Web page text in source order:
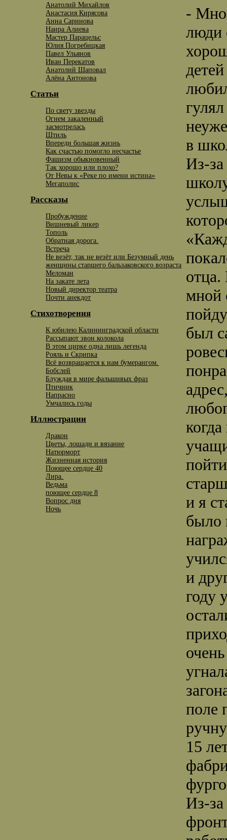
Анатолий Михайлов
Анастасия Кирясова
Анна Саринова
Наира Алиева
Мастер Парацельс
Юлия Погребицкая
Павел Ульянов
Иван Перекатов
Анатолий Шаповал
Алёна Антонова
Статьи
По свету звезды
Огнем закаленный
засмотрелась
Штиль
Впереди большая жизнь
Как счастью помогло несчастье
Фашизм обыкновенный
Так хорошо или плохо?
От Невы к «Реке по имени истина»
Мегаполис
Рассказы
Пробуждение
Вишневый ликер
Тополь
Обратная дорога.
Встреча
Не везёт, так не везёт или Безумный день
женщины старшего бальзаковского возраста
Меломан
На закате лета
Новый директор театра
Почти анекдот
Стихотворения
К юбилею Калининградской области
Рассыпают звон колокола
В этом цирке одна лишь легенда
Рояль и Скрипка
Всё возвращается к нам бумерангом.
Бобслей
Блуждая в мире фальшивых фраз
Птичник
Напрасно
Умчались годы
Иллюстрации
Дракон
Цветы, лошади и вязание
Натюрморт
Жизненная история
Поющее сердце 40
Лира.
Ведьма
поющее сердце 8
Вопрос дня
Ночь
-
люди
в
Из-за
отца.
мной
был
и я
было
и
году
поле
15
Из-